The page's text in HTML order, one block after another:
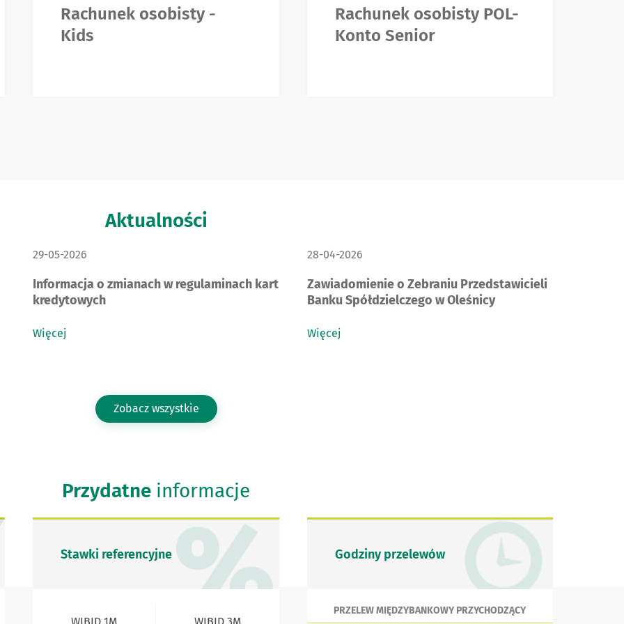
Rachunek osobisty -
Kids
Rachunek osobisty POL-
Konto Senior
Aktualności
DATA PUBLIKACJI:
29-05-2026
Informacja o zmianach w regulaminach kart
kredytowych
Więcej
DATA PUBLIKACJI:
28-04-2026
Zawiadomienie o Zebraniu Przedstawicieli
Banku Spółdzielczego w Oleśnicy
Więcej
Zobacz wszystkie
Przydatne informacje
Stawki referencyjne Godziny przelewów
PRZELEW MIĘDZYBANKOWY PRZYCHODZĄCY